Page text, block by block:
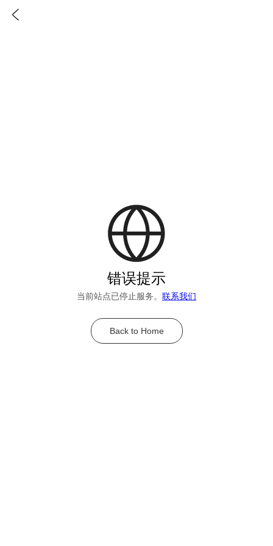
错误提示
当前站点已停止服务。 联系我们
Back to Home